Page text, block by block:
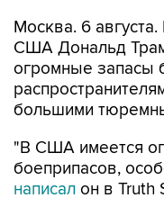
Москва. 6
США Дональд
огромные запасы
большими
"В США имеется
боеприпасов,
написал он в Truth